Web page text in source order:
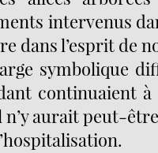
intervenus
dans l’esprit de
symbolique
continuaient
n’y aurait peut-